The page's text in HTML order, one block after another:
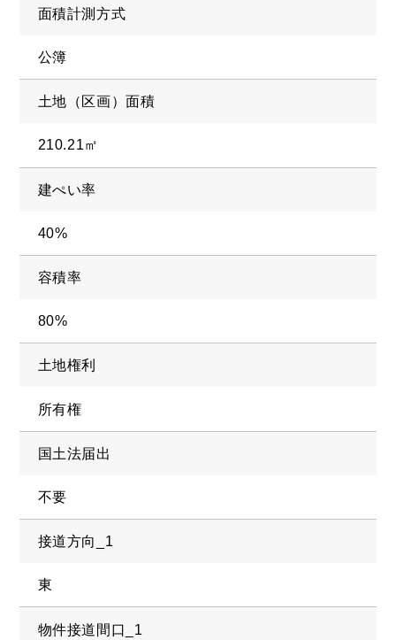
DEVELOP
面積計測方式
公簿
土地（区画）面積
210.21㎡
建ぺい率
40%
容積率
80%
土地権利
所有権
国土法届出
不要
接道方向_1
東
物件接道間口_1